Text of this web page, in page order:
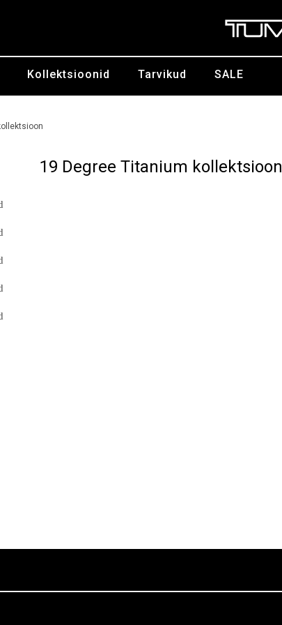
Kollektsioonid Tarvikud SALE
19 Degree Titanium kollektsioon